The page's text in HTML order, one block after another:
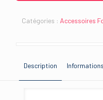
Catégories : Accessoires
Description